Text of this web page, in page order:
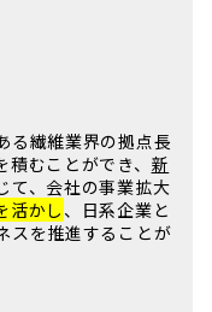
る繊維業界の拠点長
積むことができ、 新
て、会社の事業拡大
活かし 、日系企業と
スを推進することが